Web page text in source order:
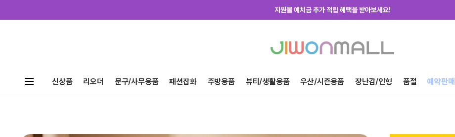
지원몰 위탁배송을 신청하세요!
지금 가입하고 첫구매 혜택 받아가세요!
신상품 리오더 문구/사무용품 패션잡화 주방용품 뷰티/생활용품 우산/시즌용품 장난감/인형 품절 예약판매